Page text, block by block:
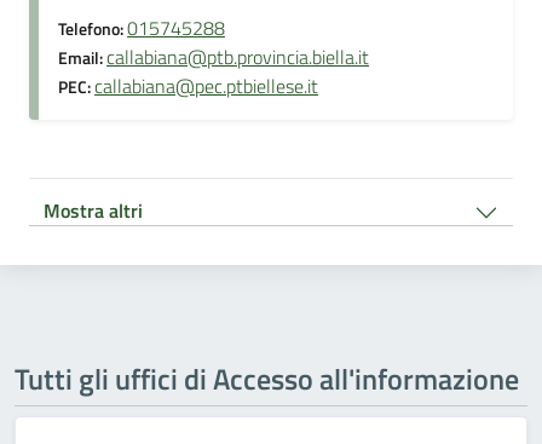
Telefono:015745288
Email:callabiana@ptb.provincia.biella.it
PEC:callabiana@pec.ptbiellese.it
Mostra altri
Tutti gli uffici di Accesso all'informazione